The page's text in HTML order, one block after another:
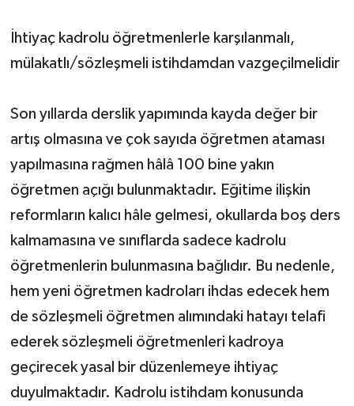
İhtiyaç kadrolu öğretmenlerle karşılanmalı,
mülakatlı/sözleşmeli istihdamdan vazgeçilmelidir
Son yıllarda derslik yapımında kayda değer bir
artış olmasına ve çok sayıda öğretmen ataması
yapılmasına rağmen hâlâ 100 bine yakın
öğretmen açığı bulunmaktadır. Eğitime ilişkin
reformların kalıcı hâle gelmesi, okullarda boş ders
kalmamasına ve sınıflarda sadece kadrolu
öğretmenlerin bulunmasına bağlıdır. Bu nedenle,
hem yeni öğretmen kadroları ihdas edecek hem
de sözleşmeli öğretmen alımındaki hatayı telafi
ederek sözleşmeli öğretmenleri kadroya
geçirecek yasal bir düzenlemeye ihtiyaç
duyulmaktadır. Kadrolu istihdam konusunda